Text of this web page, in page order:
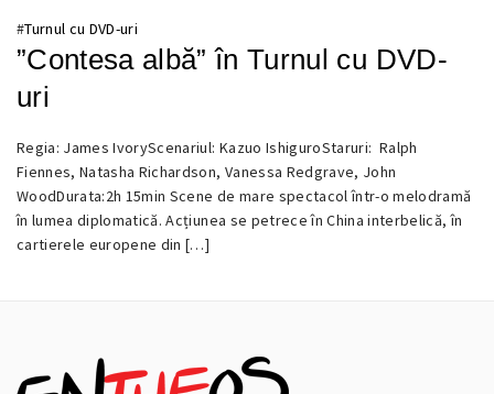
#Turnul cu DVD-uri
”Contesa albă” în Turnul cu DVD-
uri
29
AUGUST
2016
Regia: James IvoryScenariul: Kazuo IshiguroStaruri: Ralph
Fiennes, Natasha Richardson, Vanessa Redgrave, John
WoodDurata:2h 15min Scene de mare spectacol într-o melodramă
în lumea diplomatică. Acțiunea se petrece în China interbelică, în
cartierele europene din […]